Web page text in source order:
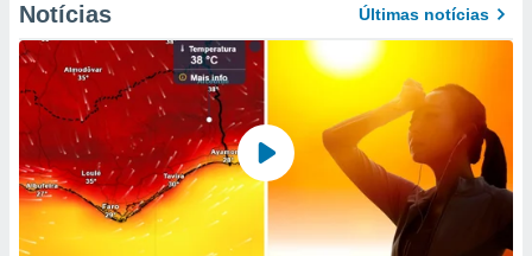
Notícias Últimas notícias